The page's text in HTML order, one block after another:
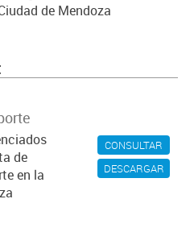
de Mendoza
CONSULTAR
DESCARGAR
de
en la